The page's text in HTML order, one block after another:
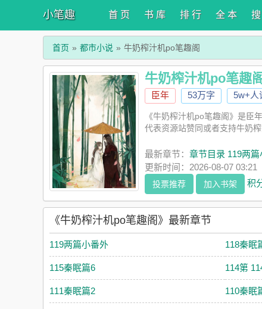
小笔趣 首 页 书 库 排 行 全 本
首页 都市小说 牛奶榨汁机po笔趣阁
牛奶榨汁机po笔趣
臣年 53万字 5w+人
《牛奶榨汁机po笔趣阁》是臣
代表资源站赞同或者支持牛奶
最新章节： 章节目录 119两篇
更新时间：2026-08-07 03:21
投票推荐 加入书架 积
《牛奶榨汁机po笔趣阁》最新章节
119两篇小番外 118秦眠
115秦眠篇6 114第
111秦眠篇2 110秦眠